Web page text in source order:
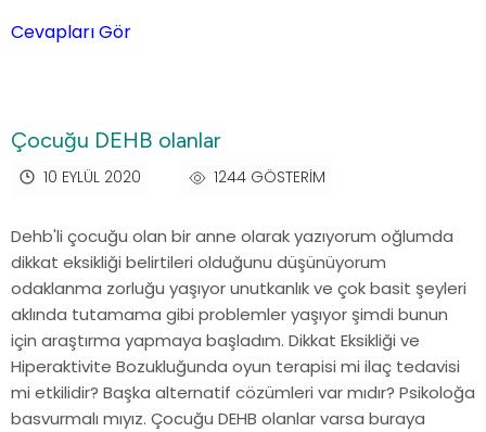
Cevapları Gör
Çocuğu DEHB olanlar
10 EYLÜL 2020 1244 GÖSTERIM
Dehb'li çocuğu olan bir anne olarak yazıyorum oğlumda
dikkat eksikliği belirtileri olduğunu düşünüyorum
odaklanma zorluğu yaşıyor unutkanlık ve çok basit şeyleri
aklında tutamama gibi problemler yaşıyor şimdi bunun
için araştırma yapmaya başladım. Dikkat Eksikliği ve
Hiperaktivite Bozukluğunda oyun terapisi mi ilaç tedavisi
mi etkilidir? Başka alternatif cözümleri var mıdır? Psikoloğa
basvurmalı mıyız. Çocuğu DEHB olanlar varsa buraya